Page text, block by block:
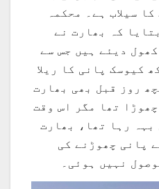
سیلاب ہے۔ محکمہ
کہ بھارت نے
دیئے ہیں جس سے
چناب میں 8 لاکھ کیوسک پانی کا ریلا
روز قبل بھی بھارت
چھوڑا تھا مگر اس وقت
بہہ رہا تھا، بھارت
پانی چھوڑنے کی
نہیں ہوئی۔